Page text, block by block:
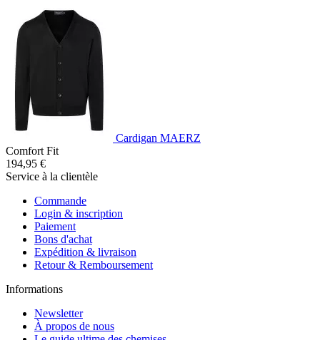
Cardigan MAERZ
Comfort Fit
194,95 €
Service à la clientèle
Commande
Login & inscription
Paiement
Bons d'achat
Expédition & livraison
Retour & Remboursement
Informations
Newsletter
À propos de nous